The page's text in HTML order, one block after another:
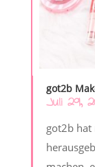
got2b
Juli 29,
got2b hat